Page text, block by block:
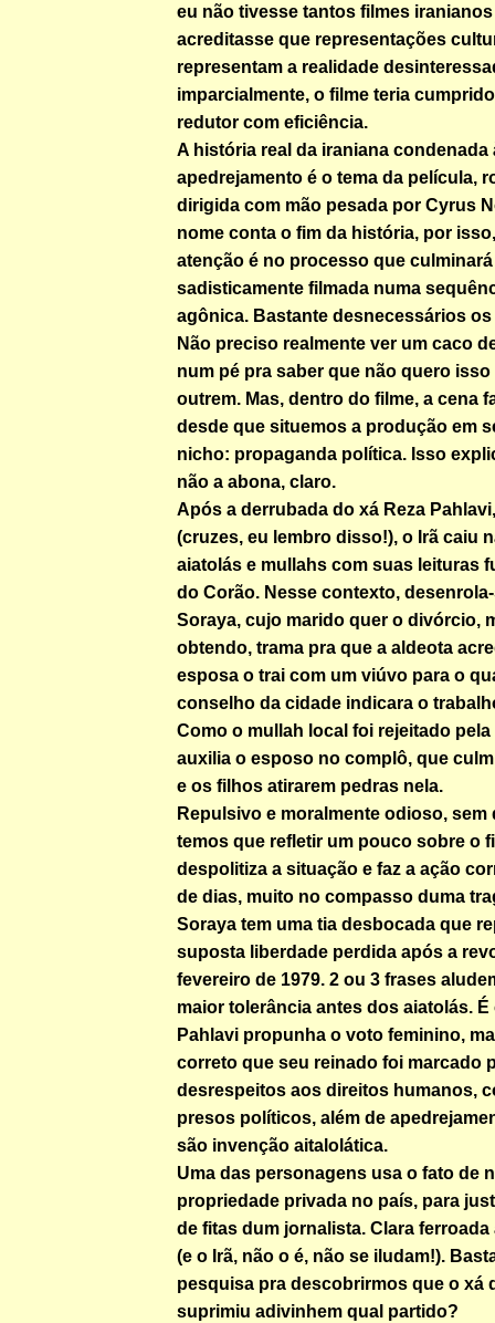
eu não tivesse tantos filmes
acreditasse que representações
representam a realidade
imparcialmente, o filme teria
redutor com eficiência.
A história real da iraniana condenada
apedrejamento é o tema da película,
dirigida com mão pesada por Cyrus
nome conta o fim da história, por
atenção é no processo que
sadisticamente filmada numa
agônica. Bastante desnecessários
Não preciso realmente ver um caco
num pé pra saber que não quero
outrem. Mas, dentro do filme, a cena
desde que situemos a produção em
nicho: propaganda política. Isso
não a abona, claro.
Após a derrubada do xá Reza
(cruzes, eu lembro disso!), o Irã caiu
aiatolás e mullahs com suas leituras
do Corão. Nesse contexto,
Soraya, cujo marido quer o divórcio,
obtendo, trama pra que a aldeota
esposa o trai com um viúvo para o
conselho da cidade indicara o
Como o mullah local foi rejeitado pela
auxilia o esposo no complô, que
e os filhos atirarem pedras nela.
Repulsivo e moralmente odioso, sem
temos que refletir um pouco sobre o
despolitiza a situação e faz a ação
de dias, muito no compasso duma
Soraya tem uma tia desbocada que
suposta liberdade perdida após a
fevereiro de 1979. 2 ou 3 frases
maior tolerância antes dos aiatolás.
Pahlavi propunha o voto feminino,
correto que seu reinado foi marcado
desrespeitos aos direitos humanos,
presos políticos, além de
são invenção aitalolática.
Uma das personagens usa o fato de
propriedade privada no país, para
de fitas dum jornalista. Clara
(e o Irã, não o é, não se iludam!).
pesquisa pra descobrirmos que o xá
suprimiu adivinhem qual partido?